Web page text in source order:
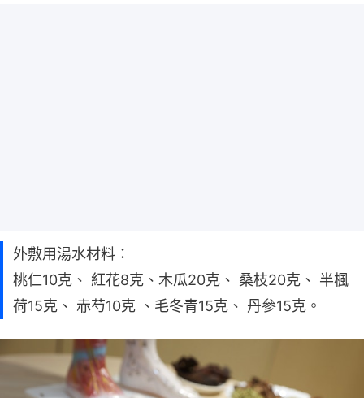
外敷用湯水材料：
桃仁10克、 紅花8克、木瓜20克、 桑枝20克、 半楓
荷15克、 赤芍10克 、毛冬青15克、 丹參15克。